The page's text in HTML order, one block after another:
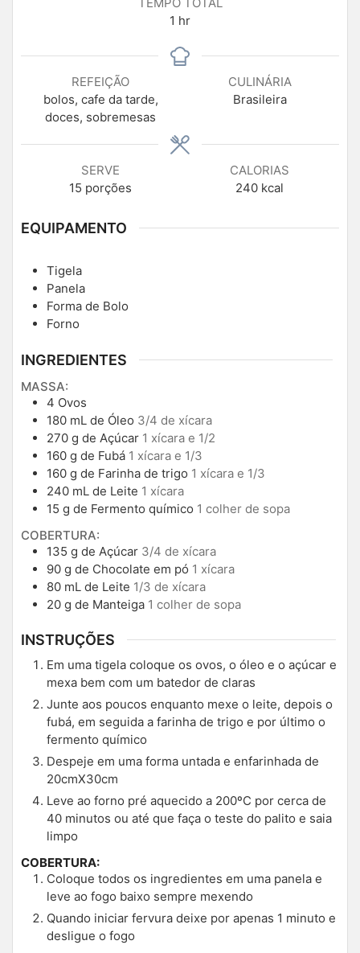
TEMPO TOTAL
1 hr
REFEIÇÃO
bolos, cafe da tarde,
doces, sobremesas
CULINÁRIA
Brasileira
SERVE
15 porções
CALORIAS
240 kcal
EQUIPAMENTO
Tigela
Panela
Forma de Bolo
Forno
INGREDIENTES
MASSA:
4 Ovos
180 mL de Óleo 3/4 de xícara
270 g de Açúcar 1 xícara e 1/2
160 g de Fubá 1 xícara e 1/3
160 g de Farinha de trigo 1 xícara e 1/3
240 mL de Leite 1 xícara
15 g de Fermento químico 1 colher de sopa
COBERTURA:
135 g de Açúcar 3/4 de xícara
90 g de Chocolate em pó 1 xícara
80 mL de Leite 1/3 de xícara
20 g de Manteiga 1 colher de sopa
INSTRUÇÕES
Em uma tigela coloque os ovos, o óleo e o açúcar e
mexa bem com um batedor de claras
Junte aos poucos enquanto mexe o leite, depois o
fubá, em seguida a farinha de trigo e por último o
fermento químico
Despeje em uma forma untada e enfarinhada de
20cmX30cm
Leve ao forno pré aquecido a 200ºC por cerca de
40 minutos ou até que faça o teste do palito e saia
limpo
COBERTURA:
Coloque todos os ingredientes em uma panela e
leve ao fogo baixo sempre mexendo
Quando iniciar fervura deixe por apenas 1 minuto e
desligue o fogo